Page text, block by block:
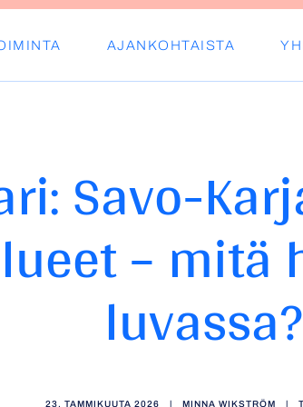
ry
AJANKOHTAISTA
Savo-
– mitä
luvassa?
23. TAMMIKUUTA 2026 | MINNA WIKSTRÖM |